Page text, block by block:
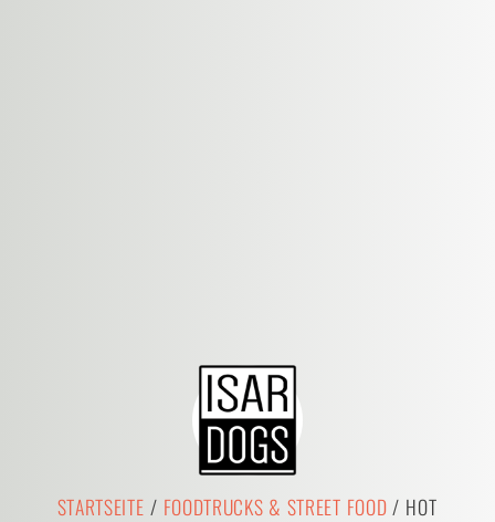
STARTSEITE / FOODTRUCKS & STREET FOOD/ HOT